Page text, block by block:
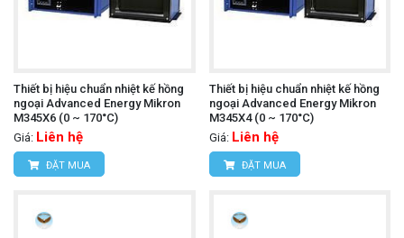
Thiết bị hiệu chuẩn nhiệt kế hồng
ngoại Advanced Energy Mikron
M345X6 (0 ~ 170°C)
Giá: Liên hệ
ĐẶT MUA
Thiết bị hiệu chuẩn nhiệt kế hồng
ngoại Advanced Energy Mikron
M345X4 (0 ~ 170°C)
Giá: Liên hệ
ĐẶT MUA